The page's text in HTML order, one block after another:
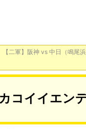
【二軍】阪神 vs 中日（鳴尾
コイイエン